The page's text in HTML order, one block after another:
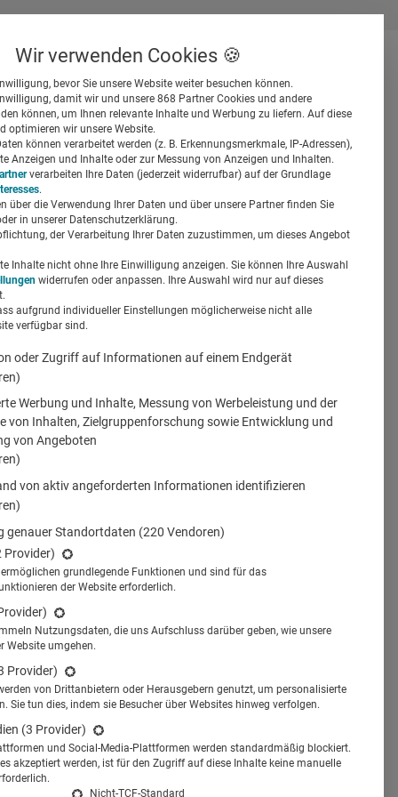
Suchen
Wir verwenden Cookies 🍪
bevor Sie unsere Website weiter besuchen können.
damit wir und unsere 868 Partner Cookies und andere
können, um Ihnen relevante Inhalte und Werbung zu liefern. Auf diese
optimieren wir unsere Website.
können verarbeitet werden (z. B. Erkennungsmerkmale, IP-Adressen),
Anzeigen und Inhalte oder zur Messung von Anzeigen und Inhalten.
verarbeiten Ihre Daten (jederzeit widerrufbar) auf der Grundlage
.
über die Verwendung Ihrer Daten und über unsere Partner finden Sie
in unserer Datenschutzerklärung.
der Verarbeitung Ihrer Daten zuzustimmen, um dieses Angebot
Inhalte nicht ohne Ihre Einwilligung anzeigen. Sie können Ihre Auswahl
widerrufen oder anpassen. Ihre Auswahl wird nur auf dieses
aufgrund individueller Einstellungen möglicherweise nicht alle
verfügbar sind.
oder Zugriff auf Informationen auf einem Endgerät
Werbung und Inhalte, Messung von Werbeleistung und der
von Inhalten, Zielgruppenforschung sowie Entwicklung und
von Angeboten
von aktiv angeforderten Informationen identifizieren
genauer Standortdaten (220 Vendoren)
Provider)
ermöglichen grundlegende Funktionen und sind für das
der Website erforderlich.
Nutzungsdaten, die uns Aufschluss darüber geben, wie unsere
Website umgehen.
Provider)
von Drittanbietern oder Herausgebern genutzt, um personalisierte
Sie tun dies, indem sie Besucher über Websites hinweg verfolgen.
(3 Provider)
und Social-Media-Plattformen werden standardmäßig blockiert.
akzeptiert werden, ist für den Zugriff auf diese Inhalte keine manuelle
Nicht-TCF-Standard